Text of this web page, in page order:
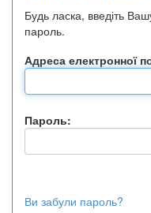
Будь ласка, введіть
пароль.
Адреса електронної
Пароль:
Ви забули пароль?